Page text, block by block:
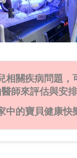
相關疾病問題，
師來評估與安排
中的寶貝健康快